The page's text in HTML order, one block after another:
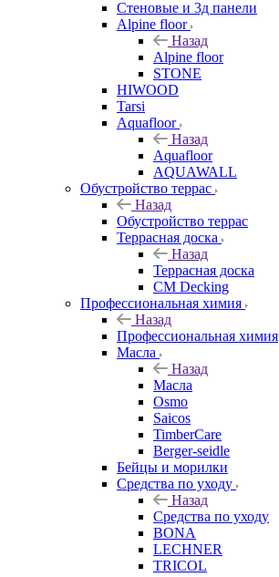
Стеновые и 3д панели
Alpine floor
Назад
Alpine floor
STONE
HIWOOD
Tarsi
Aquafloor
Назад
Aquafloor
AQUAWALL
Обустройство террас
Назад
Обустройство террас
Террасная доска
Назад
Террасная доска
CM Decking
Профессиональная химия
Назад
Профессиональная химия
Масла
Назад
Масла
Osmo
Saicos
TimberCare
Berger-seidle
Бейцы и морилки
Средства по уходу
Назад
Средства по уходу
BONA
LECHNER
TRICOL